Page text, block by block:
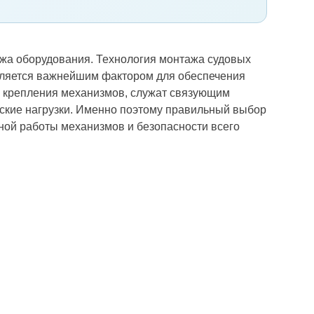
оборудования. Технология монтажа судовых
важнейшим фактором для обеспечения
механизмов, служат связующим
нагрузки. Именно поэтому правильный выбор
работы механизмов и безопасности всего